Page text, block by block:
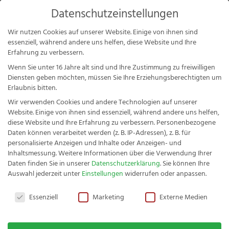
Klassiker
Fachwerk Buckelsmesser-Set
23,52 € + HINZUFÜGEN
Datenschutzeinstellungen
Wir nutzen Cookies auf unserer Website. Einige von ihnen sind
essenziell, während andere uns helfen, diese Website und Ihre
Erfahrung zu verbessern.
Wenn Sie unter 16 Jahre alt sind und Ihre Zustimmung zu freiwilligen
Diensten geben möchten, müssen Sie Ihre Erziehungsberechtigten um
Erlaubnis bitten.
Wir verwenden Cookies und andere Technologien auf unserer
Website. Einige von ihnen sind essenziell, während andere uns helfen,
diese Website und Ihre Erfahrung zu verbessern. Personenbezogene
Daten können verarbeitet werden (z. B. IP-Adressen), z. B. für
personalisierte Anzeigen und Inhalte oder Anzeigen- und
Inhaltsmessung.Weitere Informationen über die Verwendung Ihrer
Daten finden Sie in unserer Datenschutzerklärung. Sie können Ihre
Auswahl jederzeit unter Einstellungen widerrufen oder anpassen.
Datenschutzeinstellungen
Essenziell Marketing Externe Medien